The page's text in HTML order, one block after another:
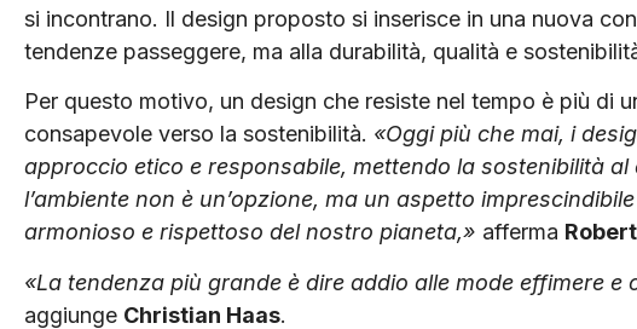
si incontrano. Il design proposto si inserisce in una nuova
tendenze passeggere, ma alla durabilità, qualità e
Per questo motivo, un design che resiste nel tempo è più di
consapevole verso la sostenibilità. «Oggi più che mai, i
approccio etico e responsabile, mettendo la sostenibilità
l’ambiente non è un’opzione, ma un aspetto
armonioso e rispettoso del nostro pianeta,» afferma
«La tendenza più grande è dire addio alle mode effimere
aggiunge Christian Haas.